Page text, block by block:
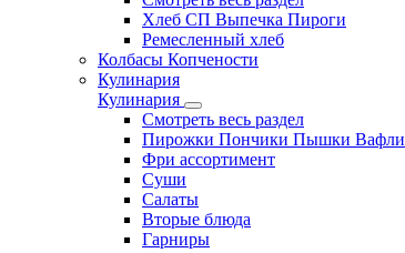
Хлеб СП Выпечка Пироги
Ремесленный хлеб
Колбасы Копчености
Кулинария
Кулинария
Смотреть весь раздел
Пирожки Пончики Пышки Вафли
Фри ассортимент
Суши
Салаты
Вторые блюда
Гарниры